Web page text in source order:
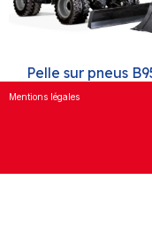
Pelle sur pneus
Mentions légales